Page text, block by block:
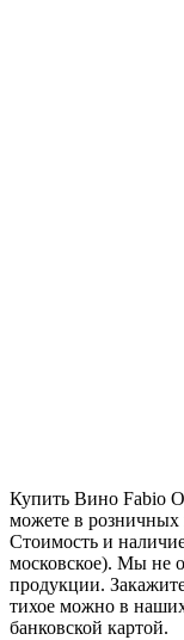
Купить Вино Fabio
можете в розничных
Стоимость и
московское). Мы не
продукции.
тихое можно в
банковской картой.